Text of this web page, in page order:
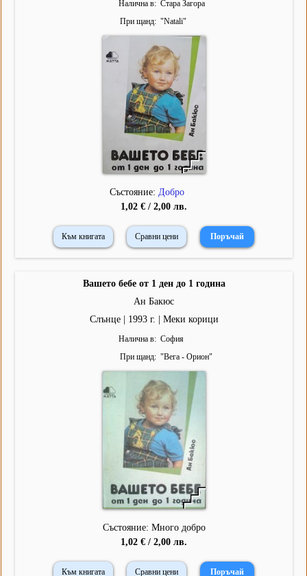
Налична в
Стара Загора
При щанд
"Natali"
Състояние: Добро
1,02 € / 2,00 лв.
Към книгата Сравни цени
Вашето бебе от 1 ден до 1 година
Ан Бакюс
Слънце | 1993 г. | Меки корици
Налична в
София
При щанд
"Вега - Орион"
Състояние: Много добро
1,02 € / 2,00 лв.
Към книгата Сравни цени